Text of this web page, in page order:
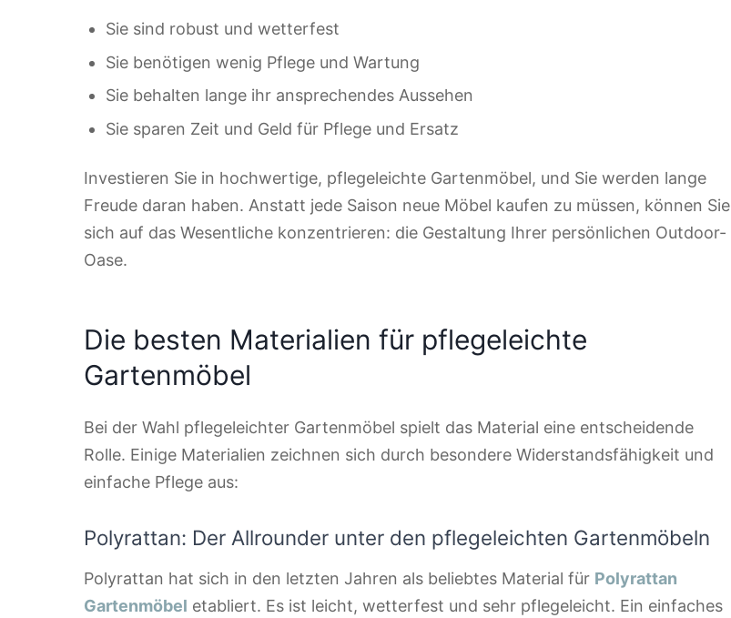
Sie sind robust und wetterfest
Sie benötigen wenig Pflege und Wartung
Sie behalten lange ihr ansprechendes Aussehen
Sie sparen Zeit und Geld für Pflege und Ersatz
Investieren Sie in hochwertige, pflegeleichte Gartenmöbel, und Sie werden lange
Freude daran haben. Anstatt jede Saison neue Möbel kaufen zu müssen, können Sie
sich auf das Wesentliche konzentrieren: die Gestaltung Ihrer persönlichen Outdoor-
Oase.
Die besten Materialien für pflegeleichte
Gartenmöbel
Bei der Wahl pflegeleichter Gartenmöbel spielt das Material eine entscheidende
Rolle. Einige Materialien zeichnen sich durch besondere Widerstandsfähigkeit und
einfache Pflege aus:
Polyrattan: Der Allrounder unter den pflegeleichten Gartenmöbeln
Polyrattan hat sich in den letzten Jahren als beliebtes Material für Polyrattan
Gartenmöbel etabliert. Es ist leicht, wetterfest und sehr pflegeleicht. Ein einfaches